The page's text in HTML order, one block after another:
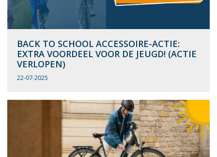
BACK TO SCHOOL ACCESSOIRE-ACTIE:
EXTRA VOORDEEL VOOR DE JEUGD! (ACTIE
VERLOPEN)
22-07-2025